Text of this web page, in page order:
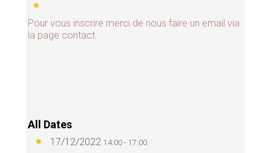
Pour vous inscrire merci de nous faire un email via
la page contact.
All Dates
17/12/2022 14:00 - 17:00